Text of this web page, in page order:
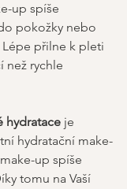
up spíše
pokožky nebo
přilne k pleti
než rychle
hydratace je
hydratační make-
up spíše
tomu na Vaší